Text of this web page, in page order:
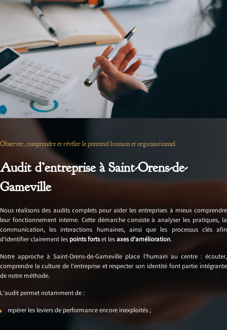
Observer, comprendre et révéler le potentiel humain et organisationnel
Audit d’entreprise à Saint-Orens-de-
Gameville
Nous réalisons des audits complets pour aider les entreprises à mieux comprendre
leur fonctionnement interne. Cette démarche consiste à analyser les pratiques, la
communication, les interactions humaines, ainsi que les processus clés afin
d’identifier clairement les points fortset lesaxes d’amélioration.
Notre approche à Saint-Orens-de-Gameville place l’humain au centre : écouter,
comprendre la culture de l’entreprise et respecter son identité font partie intégrante
de notre méthode.
L’audit permet notamment de :
repérer les leviers de performance encore inexploités ;